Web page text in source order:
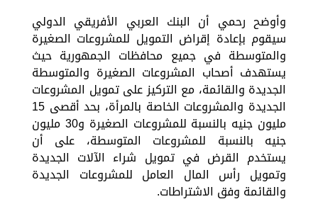
وأوضح رحمي أن البنك العربي الأفريقي الدولي
سيقوم بإعادة إقراض التمويل للمشروعات الصغيرة
والمتوسطة في جميع محافظات الجمهورية حيث
يستهدف أصحاب المشروعات الصغيرة والمتوسطة
الجديدة والقائمة، مع التركيز على تمويل المشروعات
الجديدة والمشروعات الخاصة بالمرأة، بحد أقصى 15
مليون جنيه بالنسبة للمشروعات الصغيرة و30 مليون
جنيه بالنسبة للمشروعات المتوسطة، على أن
يستخدم القرض في تمويل شراء الآلات الجديدة
وتمويل رأس المال العامل للمشروعات الجديدة
والقائمة وفق الاشتراطات.